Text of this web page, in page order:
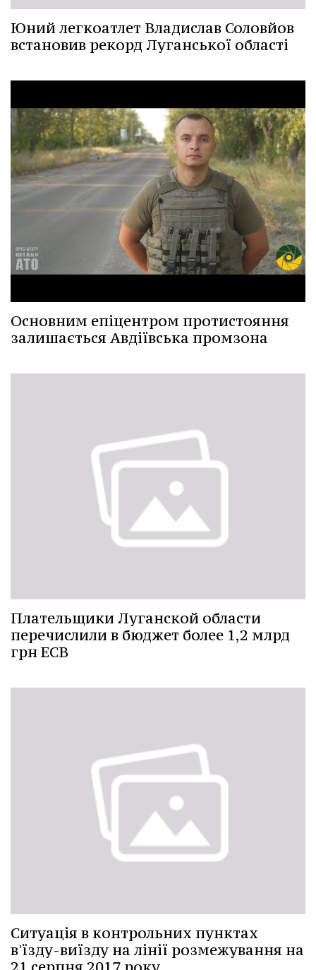
Юний легкоатлет Владислав Соловйов
встановив рекорд Луганської області
Основним епіцентром протистояння
залишається Авдіївська промзона
Плательщики Луганской области
перечислили в бюджет более 1,2 млрд
грн ЕСВ
Ситуація в контрольних пунктах
в'їзду-виїзду на лінії розмежування на